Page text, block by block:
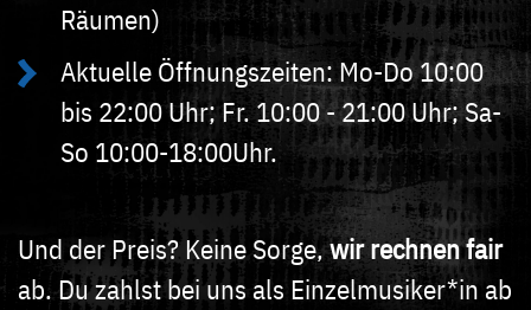
Räumen)
Aktuelle Öffnungszeiten: Mo-Do 10:00
bis 22:00 Uhr; Fr. 10:00 - 21:00 Uhr; Sa-
So 10:00-18:00Uhr.
Und der Preis? Keine Sorge,wir rechnen fair
ab. Du zahlst bei uns als Einzelmusiker*in ab